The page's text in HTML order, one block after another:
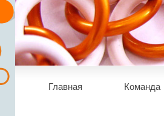
Главная Команда